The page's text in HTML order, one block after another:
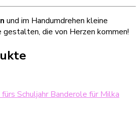
und im Handumdrehen kleine
gestalten, die von Herzen kommen!